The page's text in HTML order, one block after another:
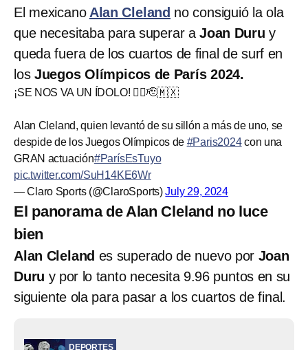
El mexicano Alan Cleland no consiguió la ola
que necesitaba para superar aJoan Duru y
queda fuera de los cuartos de final de surf en
los Juegos Olímpicos de París 2024.
¡SE NOS VA UN ÍDOLO! 🏄‍♂️🫡🇲🇽
Alan Cleland, quien levantó de su sillón a más de uno, se
despide de los Juegos Olímpicos de #Paris2024con una
GRAN actuación#ParísEsTuyo
pic.twitter.com/SuH14KE6Wr
— Claro Sports (@ClaroSports)July 29, 2024
El panorama de Alan Cleland no luce
bien
Alan Cleland es superado de nuevo por Joan
Duru y por lo tanto necesita 9.96 puntos en su
siguiente ola para pasar a los cuartos de final.
DEPORTES